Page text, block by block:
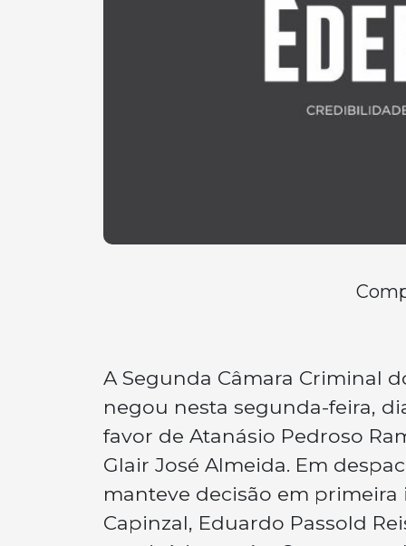
A Segunda Câmara Criminal
negou nesta segunda-feira,
favor de Atanásio Pedroso
Glair José Almeida. Em
manteve decisão em
Capinzal, Eduardo Passold